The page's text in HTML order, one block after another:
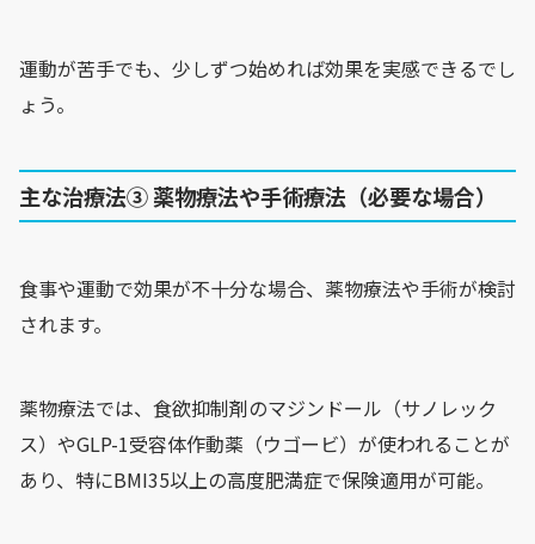
運動が苦手でも、少しずつ始めれば効果を実感できるでし
ょう。
主な治療法③ 薬物療法や手術療法（必要な場合）
食事や運動で効果が不十分な場合、薬物療法や手術が検討
されます。
薬物療法では、食欲抑制剤のマジンドール（サノレック
ス）やGLP-1受容体作動薬（ウゴービ）が使われることが
あり、特にBMI35以上の高度肥満症で保険適用が可能。